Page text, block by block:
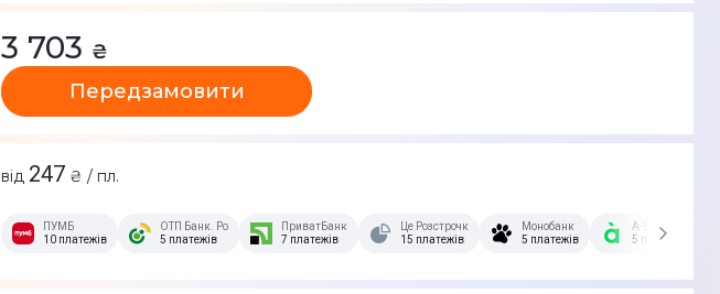
3 703 ₴
Передзамовити
від 247 ₴ / пл.
ПУМБ
10 платежів
ОТП Банк. Розстрочка Скибочка.
5 платежів
ПриватБанк
7 платежів
Це Розстрочка
15 платежів
Монобанк
5 платежів
А-Банк
5 платежів